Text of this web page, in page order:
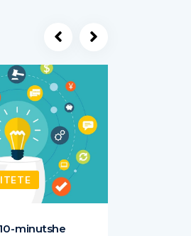
minutshe